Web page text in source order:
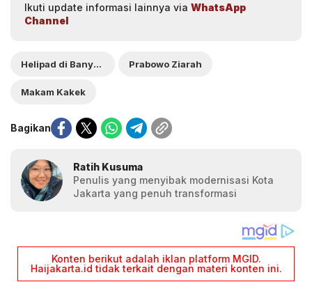
Ikuti update informasi lainnya via WhatsApp
Channel
Helipad di Banyumas Prabowo Ziarah
Makam Kakek
Bagikan
Ratih Kusuma
Penulis yang menyibak modernisasi Kota
Jakarta yang penuh transformasi